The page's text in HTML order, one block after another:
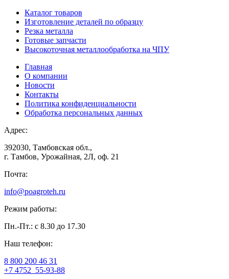
Каталог товаров
Изготовление деталей по образцу
Резка металла
Готовые запчасти
Высокоточная металлообработка на ЧПУ
Главная
О компании
Новости
Контакты
Политика конфиденциальности
Обработка персональных данных
Адрес:
392030, Тамбовская обл.,
г. Тамбов, Урожайная, 2Л, оф. 21
Почта:
info@poagroteh.ru
Режим работы:
Пн.-Пт.: с 8.30 до 17.30
Наш телефон:
8 800 200 46 31
+7 4752 55-93-88